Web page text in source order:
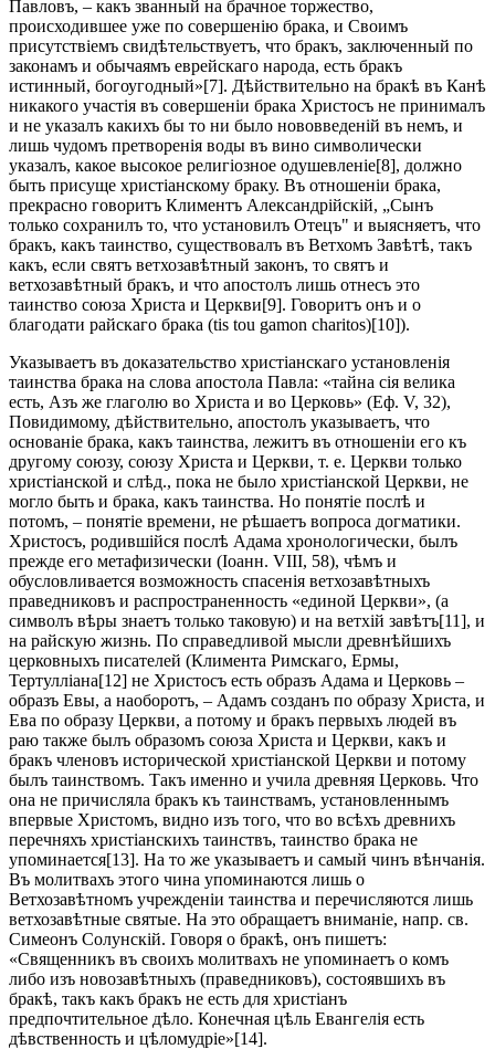
Павловъ, – какъ званный на брачное торжество,
происходившее уже по совершенію брака, и Своимъ
присутствіемъ свидѣтельствуетъ, что бракъ, заключенный по
законамъ и обычаямъ еврейскаго народа, есть бракъ
истинный, богоугодный»[7]. Дѣйствительно на бракѣ въ Канѣ
никакого участія въ совершеніи брака Христосъ не принималъ
и не указалъ какихъ бы то ни было нововведеній въ немъ, и
лишь чудомъ претворенія воды въ вино символически
указалъ, какое высокое религіозное одушевленіе[8], должно
быть присуще христіанскому браку. Въ отношеніи брака,
прекрасно говоритъ Климентъ Александрійскій, „Сынъ
только сохранилъ то, что установилъ Отецъ" и выясняетъ, что
бракъ, какъ таинство, существовалъ въ Ветхомъ Завѣтѣ, такъ
какъ, если святъ ветхозавѣтный законъ, то святъ и
ветхозавѣтный бракъ, и что апостолъ лишь отнесъ это
таинство союза Христа и Церкви[9]. Говоритъ онъ и о
благодати райскаго брака (tis tou gamon charitos)[10]).
Указываетъ въ доказательство христіанскаго установленія
таинства брака на слова апостола Павла: «тайна сія велика
есть, Азъ же глаголю во Христа и во Церковь» (Еф. V, 32),
Повидимому, дѣйствительно, апостолъ указываетъ, что
основаніе брака, какъ таинства, лежитъ въ отношеніи его къ
другому союзу, союзу Христа и Церкви, т. е. Церкви только
христіанской и слѣд., пока не было христіанской Церкви, не
могло быть и брака, какъ таинства. Но понятіе послѣ и
потомъ, – понятіе времени, не рѣшаетъ вопроса догматики.
Христосъ, родившійся послѣ Адама хронологически, былъ
прежде его метафизически (Іоанн. VIII, 58), чѣмъ и
обусловливается возможность спасенія ветхозавѣтныхъ
праведниковъ и распространенность «единой Церкви», (а
символъ вѣры знаетъ только таковую) и на ветхій завѣтъ[11], и
на райскую жизнь. По справедливой мысли древнѣйшихъ
церковныхъ писателей (Климента Римскаго, Ермы,
Тертулліана[12] не Христосъ есть образъ Адама и Церковь –
образъ Евы, а наоборотъ, – Адамъ созданъ по образу Христа, и
Ева по образу Церкви, а потому и бракъ первыхъ людей въ
раю также былъ образомъ союза Христа и Церкви, какъ и
бракъ членовъ исторической христіанской Церкви и потому
былъ таинствомъ. Такъ именно и учила древняя Церковь. Что
она не причисляла бракъ къ таинствамъ, установленнымъ
впервые Христомъ, видно изъ того, что во всѣхъ древнихъ
перечняхъ христіанскихъ таинствъ, таинство брака не
упоминается[13]. На то же указываетъ и самый чинъ вѣнчанія.
Въ молитвахъ этого чина упоминаются лишь о
Ветхозавѣтномъ учрежденіи таинства и перечисляются лишь
ветхозавѣтные святые. На это обращаетъ вниманіе, напр. св.
Симеонъ Солунскій. Говоря о бракѣ, онъ пишетъ:
«Священникъ въ своихъ молитвахъ не упоминаетъ о комъ
либо изъ новозавѣтныхъ (праведниковъ), состоявшихъ въ
бракѣ, такъ какъ бракъ не есть для христіанъ
предпочтительное дѣло. Конечная цѣль Евангелія есть
дѣвственность и цѣломудріе»[14].